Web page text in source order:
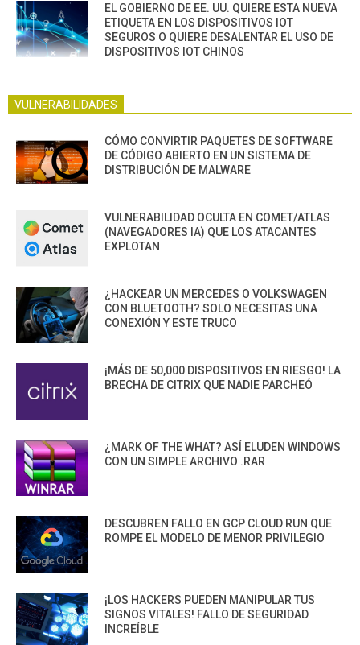
EL GOBIERNO DE EE. UU. QUIERE ESTA NUEVA
ETIQUETA EN LOS DISPOSITIVOS IOT
SEGUROS O QUIERE DESALENTAR EL USO DE
DISPOSITIVOS IOT CHINOS
VULNERABILIDADES
CÓMO CONVIRTIR PAQUETES DE SOFTWARE
DE CÓDIGO ABIERTO EN UN SISTEMA DE
DISTRIBUCIÓN DE MALWARE
VULNERABILIDAD OCULTA EN COMET/ATLAS
(NAVEGADORES IA) QUE LOS ATACANTES
EXPLOTAN
¿HACKEAR UN MERCEDES O VOLKSWAGEN
CON BLUETOOTH? SOLO NECESITAS UNA
CONEXIÓN Y ESTE TRUCO
¡MÁS DE 50,000 DISPOSITIVOS EN RIESGO! LA
BRECHA DE CITRIX QUE NADIE PARCHEÓ
¿MARK OF THE WHAT? ASÍ ELUDEN WINDOWS
CON UN SIMPLE ARCHIVO .RAR
DESCUBREN FALLO EN GCP CLOUD RUN QUE
ROMPE EL MODELO DE MENOR PRIVILEGIO
¡LOS HACKERS PUEDEN MANIPULAR TUS
SIGNOS VITALES! FALLO DE SEGURIDAD
INCREÍBLE